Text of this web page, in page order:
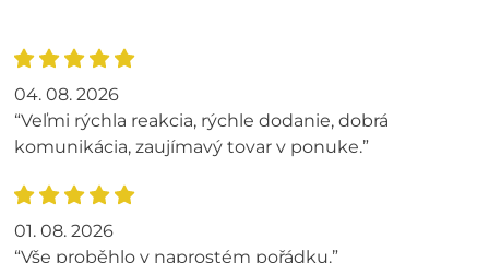
04. 08. 2026
“Veľmi rýchla reakcia, rýchle dodanie, dobrá
komunikácia, zaujímavý tovar v ponuke.”
01. 08. 2026
“Vše proběhlo v naprostém pořádku.”